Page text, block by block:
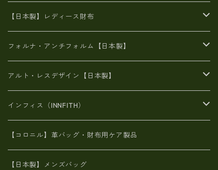
がま口
リネン
メタリック
スエード
牛革
メタリック
オイルレザー
６号蝋引き帆布
豊岡製品
エナメルクロコ
がま口
斜め掛け
豊岡製
日本製
【日本製】レディース財布
二つ折り財布
がま口財布
スペインレザー
長財布
スペインレザー
佐賀牛革
L字ファスナー財布
スペインレザー
革友禅染め
ポーチ
ヌメ革
財布ショルダー
フォルナ・アンチフォルム【日本製】
BAG
財布・小物
アルト・レスデザイン【日本製】
BAG
財布・小物
インフィス（INNFITH）
BAG
財布・小物
【コロニル】革バッグ・財布用ケア製品
【日本製】メンズバッグ